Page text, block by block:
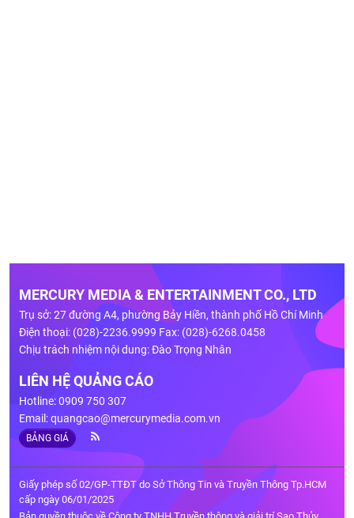
MERCURY MEDIA & ENTERTAINMENT CO., LTD
Trụ sở: 27 đường A4, phường Bảy Hiền, thành phố Hồ Chí Minh
Điện thoại: (028)-2236.9999 Fax: (028)-6268.0458
Chịu trách nhiệm nội dung: Đào Trọng Nhân
LIÊN HỆ QUẢNG CÁO
Hotline: 0909 750 307
Email:quangcao@mercurymedia.com.vn
BẢNG GIÁ
Giấy phép số 02/GP-TTĐT do Sở Thông Tin và Truyền Thông Tp.HCM
cấp ngày 06/01/2025